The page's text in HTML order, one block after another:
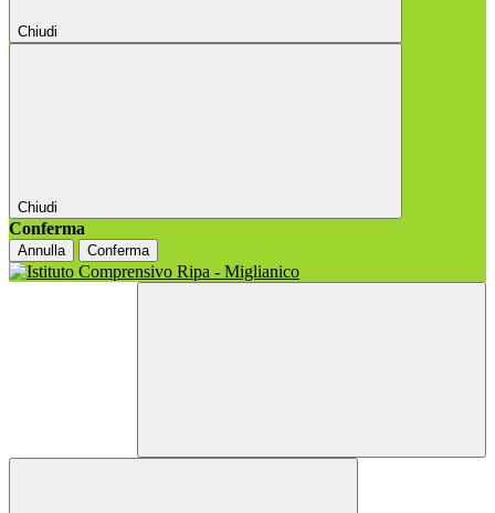
Chiudi
Chiudi
Conferma
Annulla Conferma